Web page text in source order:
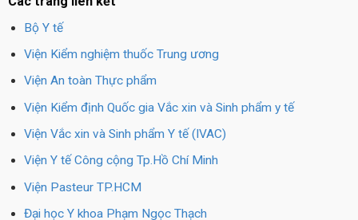
Bộ Y tế
Viện Kiểm nghiệm thuốc Trung ương
Viện An toàn Thực phẩm
Viện Kiểm định Quốc gia Vắc xin và Sinh phẩm y tế
Viện Vắc xin và Sinh phẩm Y tế (IVAC)
Viện Y tế Công cộng Tp.Hồ Chí Minh
Viện Pasteur TP.HCM
Đại học Y khoa Phạm Ngọc Thạch